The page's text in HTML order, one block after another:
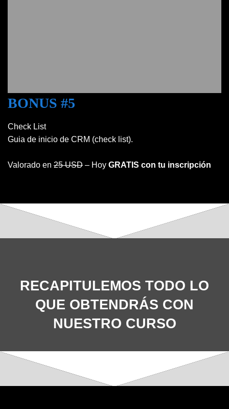
BONUS #5
Check List
Guia de inicio de CRM (check list).
Valorado en 25 USD – Hoy GRATIS con tu inscripción
RECAPITULEMOS TODO LO
QUE OBTENDRÁS CON
NUESTRO CURSO